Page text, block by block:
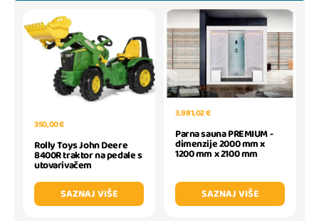
350,00 €
Rolly Toys John Deere
8400R traktor na pedale s
utovarivačem
SAZNAJ VIŠE
3.981,02 €
Parna sauna PREMIUM -
dimenzije 2000 mm x
1200 mm x 2100 mm
SAZNAJ VIŠE